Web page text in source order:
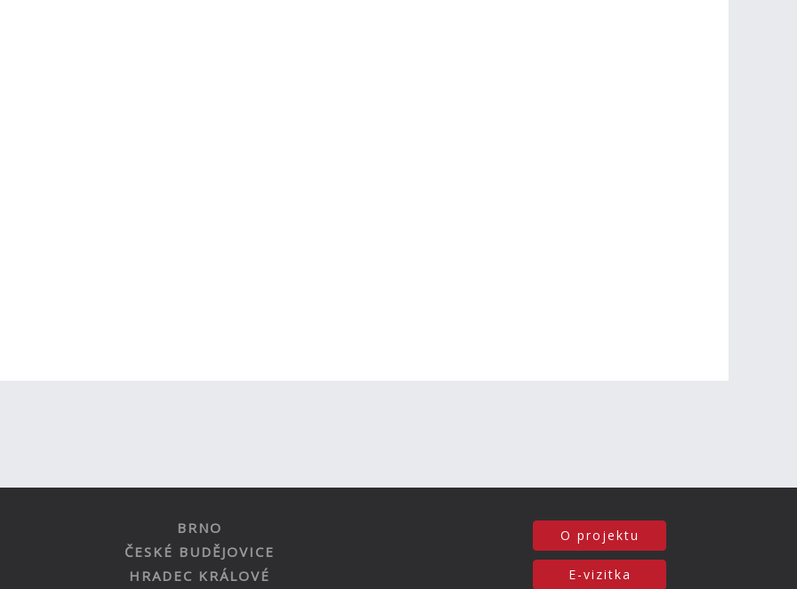
BRNO
ČESKÉ BUDĚJOVICE
HRADEC KRÁLOVÉ
O projektu
E-vizitka